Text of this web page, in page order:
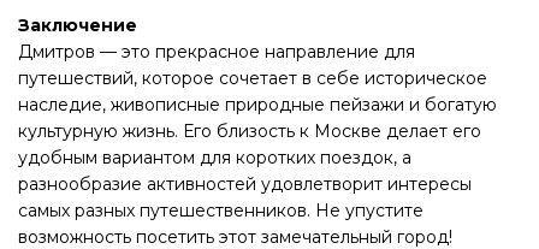
Заключение
Дмитров — это прекрасное направление для
путешествий, которое сочетает в себе историческое
наследие, живописные природные пейзажи и богатую
культурную жизнь. Его близость к Москве делает его
удобным вариантом для коротких поездок, а
разнообразие активностей удовлетворит интересы
самых разных путешественников. Не упустите
возможность посетить этот замечательный город!